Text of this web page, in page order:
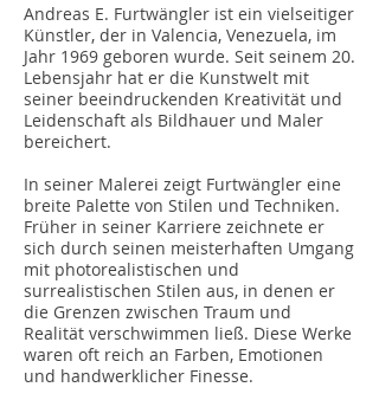
Andreas E. Furtwängler ist ein vielseitiger
Künstler, der in Valencia, Venezuela, im
Jahr 1969 geboren wurde. Seit seinem 20.
Lebensjahr hat er die Kunstwelt mit
seiner beeindruckenden Kreativität und
Leidenschaft als Bildhauer und Maler
bereichert.
In seiner Malerei zeigt Furtwängler eine
breite Palette von Stilen und Techniken.
Früher in seiner Karriere zeichnete er
sich durch seinen meisterhaften Umgang
mit photorealistischen und
surrealistischen Stilen aus, in denen er
die Grenzen zwischen Traum und
Realität verschwimmen ließ. Diese Werke
waren oft reich an Farben, Emotionen
und handwerklicher Finesse.